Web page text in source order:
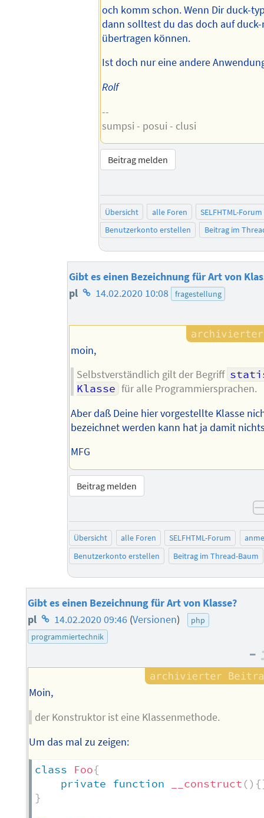
och komm schon. Wenn Dir duck-
dann solltest du das doch auf
übertragen können.
Ist doch nur eine andere
Rolf
--
sumpsi - posui - clusi
Beitrag melden
Übersicht alle Foren
SELFHTML-Forum
Benutzerkonto erstellen
Beitrag im
Gibt es einen Bezeichnung für Art von
pl Homepage
Autors
14.02.2020 10:08 fragestellung
moin,
Selbstverständlich gilt der Begriff
Klasse für alle Programmiersprachen.
Aber daß Deine hier vorgestellte Klasse
bezeichnet werden kann hat ja damit
MFG
Beitrag melden
Übersicht alle Foren SELFHTML-Forum
Benutzerkonto erstellen
Beitrag im Thread-Baum
Gibt es einen Bezeichnung für Art von Klasse?
pl Homepage
des
14.02.2020 09:46 (Versionen)
php
programmiertechnik
–
Moin,
der Konstruktor ist eine Klassenmethode.
Um das mal zu zeigen:
class Foo{
private function __construct () {
}